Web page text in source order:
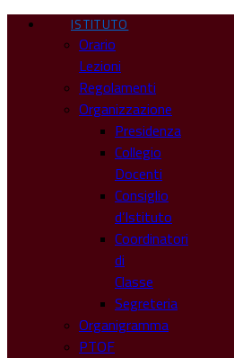
ISTITUTO
Orario
Lezioni
Regolamenti
Organizzazione
Presidenza
Collegio
Docenti
Consiglio
d’Istituto
Coordinatori
di
Classe
Segreteria
Organigramma
PTOF